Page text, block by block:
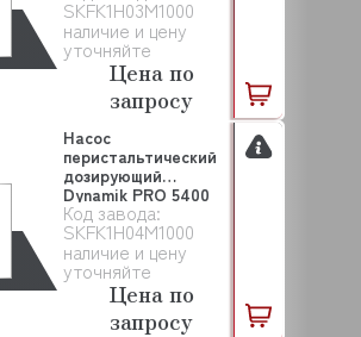
SKFK1H03M1000
наличие и цену
уточняйте
Цена по
запросу
Код завода:
SKFK1H04M1000
наличие и цену
уточняйте
Насос
перистальтический
дозирующий
Dynamik PRO 5400
SEKO (SKFK1H0...
Цена по
запросу